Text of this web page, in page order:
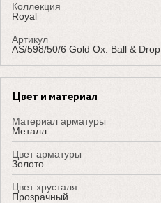
Коллекция
Royal
Артикул
AS/598/50/6 Gold Ox. Ball & Drop
Цвет и материал
Материал арматуры
Металл
Цвет арматуры
Золото
Цвет хрусталя
Прозрачный